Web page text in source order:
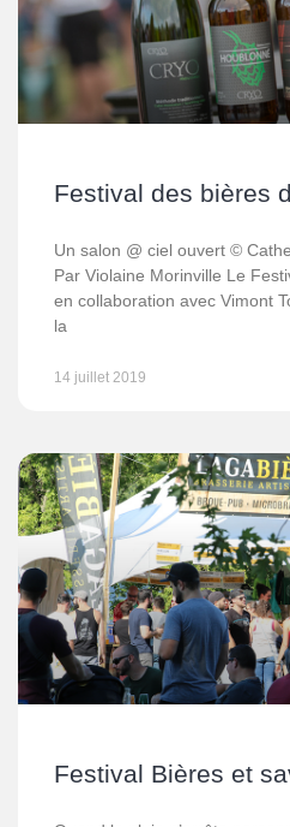
Festival des bières
Un salon @ ciel ouvert ©
Par Violaine Morinville Le
en collaboration avec Vimont
la
14 juillet 2019
Festival Bières et